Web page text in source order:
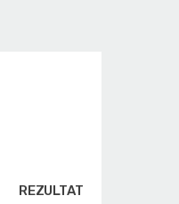
REZULTAT